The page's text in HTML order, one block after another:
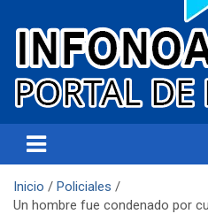
Infonoa Salta
Inicio
Policiales
Un hombre fue condenado por